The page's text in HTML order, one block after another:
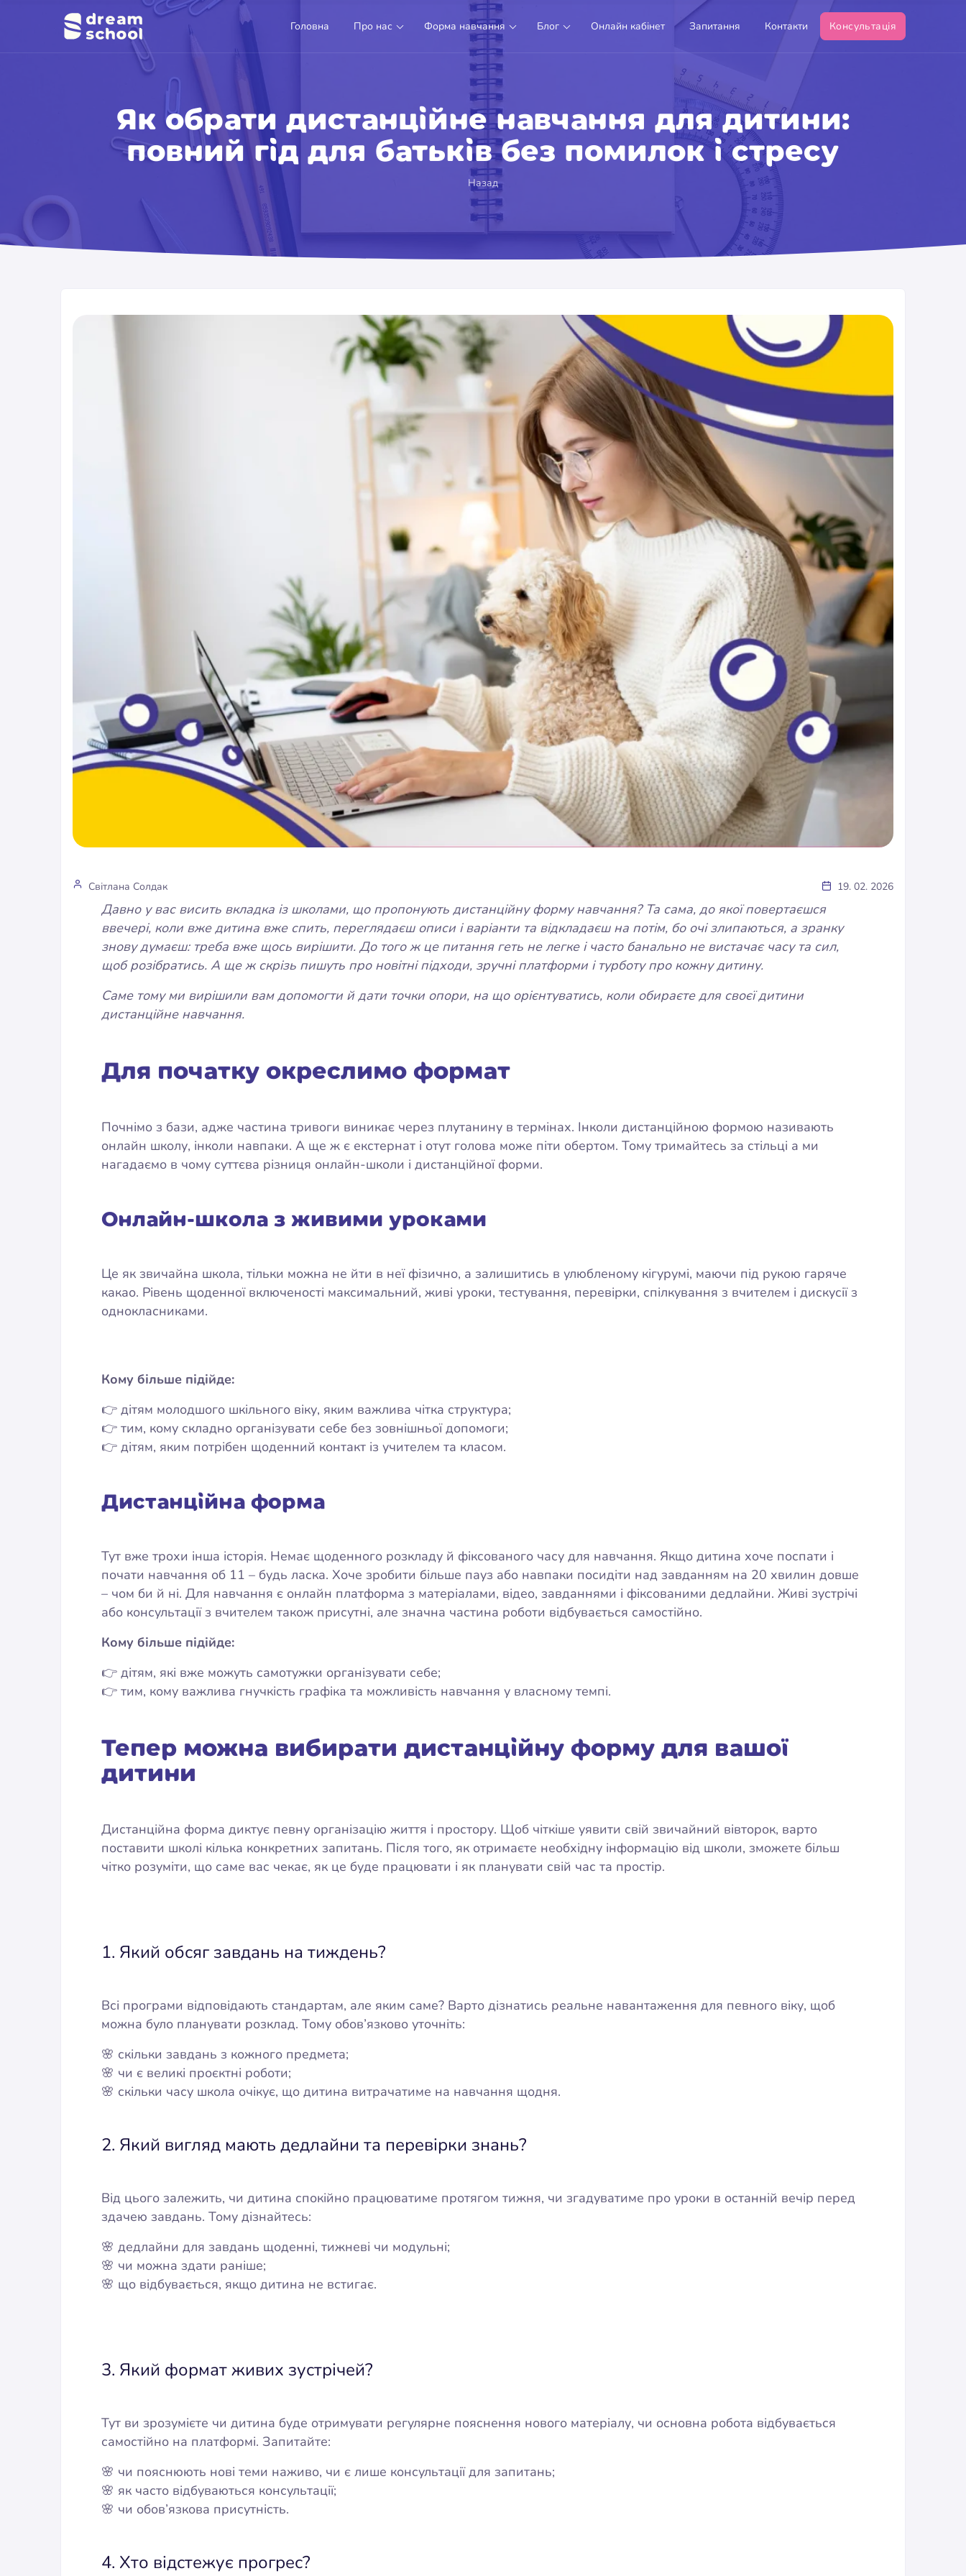
Головна Про нас Форма навчання Блог Онлайн кабінет Запитання Контакти Консультація
Як обрати дистанційне навчання для дитини:
повний гід для батьків без помилок і стресу
Світлана Солдак 19. 02. 2026
Давно у вас висить вкладка із школами, що пропонують дистанційну форму навчання? Та сама, до якої повертаєшся
ввечері, коли вже дитина вже спить, переглядаєш описи і варіанти та відкладаєш на потім, бо очі злипаються, а зранку
знову думаєш: треба вже щось вирішити. До того ж це питання геть не легке і часто банально не вистачає часу та сил,
щоб розібратись. А ще ж скрізь пишуть про новітні підходи, зручні платформи і турботу про кожну дитину.
Саме тому ми вирішили вам допомогти й дати точки опори, на що орієнтуватись, коли обираєте для своєї дитини
дистанційне навчання.
Для початку окреслимо формат
Почнімо з бази, адже частина тривоги виникає через плутанину в термінах. Інколи дистанційною формою називають
онлайн школу, інколи навпаки. А ще ж є екстернат і отут голова може піти обертом. Тому тримайтесь за стільці а ми
нагадаємо в чому суттєва різниця онлайн-школи і дистанційної форми.
Онлайн-школа з живими уроками
Це як звичайна школа, тільки можна не йти в неї фізично, а залишитись в улюбленому кігурумі, маючи під рукою гаряче
какао. Рівень щоденної включеності максимальний, живі уроки, тестування, перевірки, спілкування з вчителем і дискусії з
однокласниками.
Кому більше підійде:
👉 дітям молодшого шкільного віку, яким важлива чітка структура;
👉 тим, кому складно організувати себе без зовнішньої допомоги;
👉 дітям, яким потрібен щоденний контакт із учителем та класом.
Дистанційна форма
Тут вже трохи інша історія. Немає щоденного розкладу й фіксованого часу для навчання. Якщо дитина хоче поспати і
почати навчання об 11 – будь ласка. Хоче зробити більше пауз або навпаки посидіти над завданням на 20 хвилин довше
– чом би й ні. Для навчання є онлайн платформа з матеріалами, відео, завданнями і фіксованими дедлайни. Живі зустрічі
або консультації з вчителем також присутні, але значна частина роботи відбувається самостійно.
Кому більше підійде:
👉 дітям, які вже можуть самотужки організувати себе;
👉 тим, кому важлива гнучкість графіка та можливість навчання у власному темпі.
Тепер можна вибирати дистанційну форму для вашої
дитини
Дистанційна форма диктує певну організацію життя і простору. Щоб чіткіше уявити свій звичайний вівторок, варто
поставити школі кілька конкретних запитань. Після того, як отримаєте необхідну інформацію від школи, зможете більш
чітко розуміти, що саме вас чекає, як це буде працювати і як планувати свій час та простір.
1. Який обсяг завдань на тиждень?
Всі програми відповідають стандартам, але яким саме? Варто дізнатись реальне навантаження для певного віку, щоб
можна було планувати розклад. Тому обов’язково уточніть:
🌸 скільки завдань з кожного предмета;
🌸 чи є великі проєктні роботи;
🌸 скільки часу школа очікує, що дитина витрачатиме на навчання щодня.
2. Який вигляд мають дедлайни та перевірки знань?
Від цього залежить, чи дитина спокійно працюватиме протягом тижня, чи згадуватиме про уроки в останній вечір перед
здачею завдань. Тому дізнайтесь:
🌸 дедлайни для завдань щоденні, тижневі чи модульні;
🌸 чи можна здати раніше;
🌸 що відбувається, якщо дитина не встигає.
3. Який формат живих зустрічей?
Тут ви зрозумієте чи дитина буде отримувати регулярне пояснення нового матеріалу, чи основна робота відбувається
самостійно на платформі. Запитайте:
🌸 чи пояснюють нові теми наживо, чи є лише консультації для запитань;
🌸 як часто відбуваються консультації;
🌸 чи обов’язкова присутність.
4. Хто відстежує прогрес?